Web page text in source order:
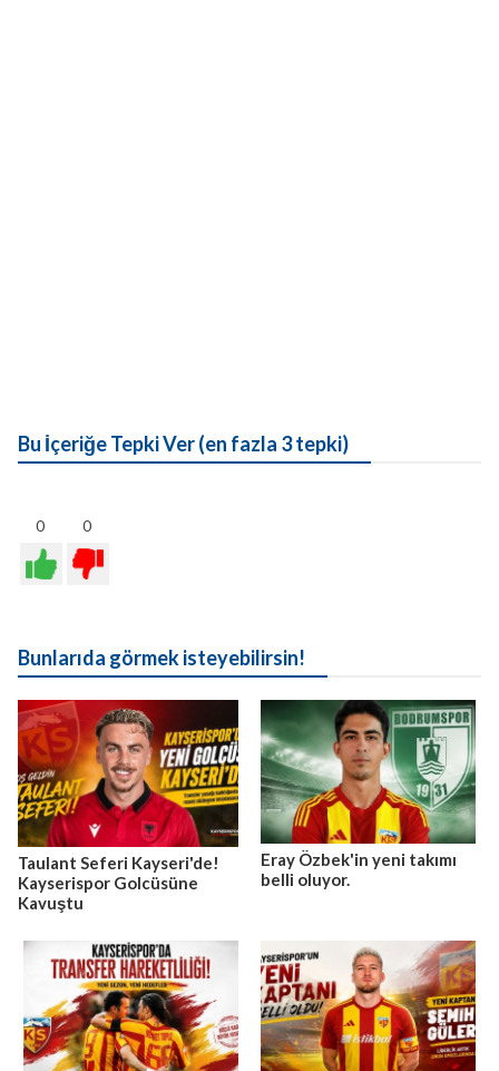
Bu İçeriğe Tepki Ver (en fazla 3 tepki)
0 0
Bunlarıda görmek isteyebilirsin!
Taulant Seferi Kayseri'de!
Kayserispor Golcüsüne
Kavuştu
Eray Özbek'in yeni takımı
belli oluyor.